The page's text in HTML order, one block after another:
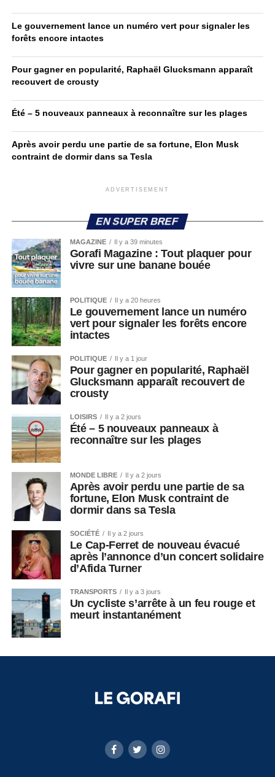
Le gouvernement lance un numéro vert pour signaler les
forêts encore intactes
Pour gagner en popularité, Raphaël Glucksmann apparaît
recouvert de crousty
Été – 5 nouveaux panneaux à reconnaître sur les plages
Après avoir perdu une partie de sa fortune, Elon Musk
contraint de dormir dans sa Tesla
ADVERTISEMENT
EN SUPER BREF
MAGAZINE Il y a 39 minutes
Gorafi Magazine : Tout plaquer pour
vivre sur une banane bouée
POLITIQUE Il y a 20 heures
Le gouvernement lance un numéro
vert pour signaler les forêts encore
intactes
POLITIQUE Il y a 1 jour
Pour gagner en popularité, Raphaël
Glucksmann apparaît recouvert de
crousty
LOISIRS Il y a 2 jours
Été – 5 nouveaux panneaux à
reconnaître sur les plages
MONDE LIBRE Il y a 2 jours
Après avoir perdu une partie de sa
fortune, Elon Musk contraint de
dormir dans sa Tesla
SOCIÉTÉ Il y a 2 jours
Le Cap-Ferret de nouveau évacué
après l’annonce d’un concert solidaire
d’Afida Turner
TRANSPORTS Il y a 3 jours
Un cycliste s’arrête à un feu rouge et
meurt instantanément